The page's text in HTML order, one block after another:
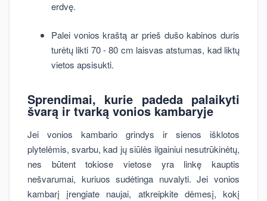
erdvę.
Palei vonios kraštą ar prieš dušo kabinos duris
turėtų likti 70 - 80 cm laisvas atstumas, kad liktų
vietos apsisukti.
Sprendimai, kurie padeda palaikyti
švarą ir tvarką vonios kambaryje
Jei vonios kambario grindys ir sienos išklotos
plytelėmis, svarbu, kad jų siūlės ilgainiui nesutrūkinėtų,
nes būtent tokiose vietose yra linkę kauptis
nešvarumai, kuriuos sudėtinga nuvalyti. Jei vonios
kambarį įrengiate naujai, atkreipkite dėmesį, kokį